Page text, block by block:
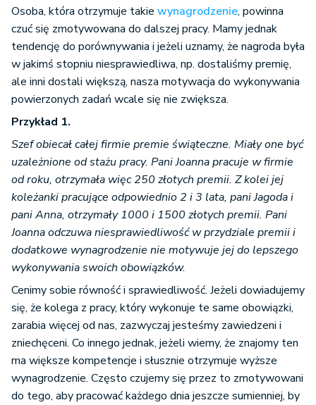
Osoba, która otrzymuje takie wynagrodzenie, powinna
czuć się zmotywowana do dalszej pracy. Mamy jednak
tendencję do porównywania i jeżeli uznamy, że nagroda była
w jakimś stopniu niesprawiedliwa, np. dostaliśmy premię,
ale inni dostali większą, nasza motywacja do wykonywania
powierzonych zadań wcale się nie zwiększa.
Przykład 1.
Szef obiecał całej firmie premie świąteczne. Miały one być
uzależnione od stażu pracy. Pani Joanna pracuje w firmie
od roku, otrzymała więc 250 złotych premii. Z kolei jej
koleżanki pracujące odpowiednio 2 i 3 lata, pani Jagoda i
pani Anna, otrzymały 1000 i 1500 złotych premii. Pani
Joanna odczuwa niesprawiedliwość w przydziale premii i
dodatkowe wynagrodzenie nie motywuje jej do lepszego
wykonywania swoich obowiązków.
Cenimy sobie równość i sprawiedliwość. Jeżeli dowiadujemy
się, że kolega z pracy, który wykonuje te same obowiązki,
zarabia więcej od nas, zazwyczaj jesteśmy zawiedzeni i
zniechęceni. Co innego jednak, jeżeli wiemy, że znajomy ten
ma większe kompetencje i słusznie otrzymuje wyższe
wynagrodzenie. Często czujemy się przez to zmotywowani
do tego, aby pracować każdego dnia jeszcze sumienniej, by